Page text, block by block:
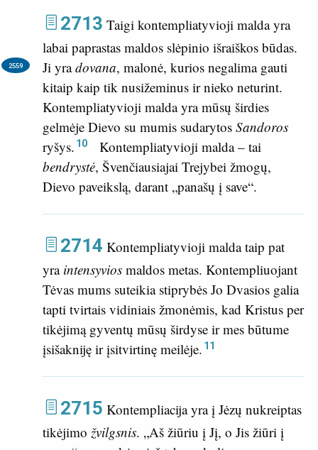
2713 Taigi kontempliatyvioji malda yra
labai paprastas maldos slėpinio išraiškos būdas.
Ji yradovana,
2559
malonė, kurios negalima gauti
kitaip kaip tik nusižeminus ir nieko neturint.
Kontempliatyvioji malda yra mūsų širdies
gelmėje Dievo su mumis sudarytos Sandoros
ryšys. 10
Kontempliatyvioji malda – tai
bendrystė, Švenčiausiajai Trejybei žmogų,
Dievo paveikslą, darant „panašų į save“.
2714 Kontempliatyvioji malda taip pat
yra intensyvios maldos metas. Kontempliuojant
Tėvas mums suteikia stiprybės Jo Dvasios galia
tapti tvirtais vidiniais žmonėmis, kad Kristus per
tikėjimą gyventų mūsų širdyse ir mes būtume
įsišakniję ir įsitvirtinę meilėje. 11
2715 Kontempliacija yra į Jėzų nukreiptas
tikėjimo žvilgsnis. „Aš žiūriu į Jį, o Jis žiūri į